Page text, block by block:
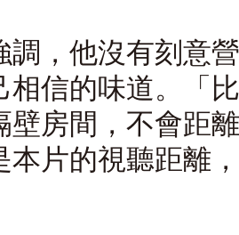
調，他沒有刻意
相信的味道。「
壁房間，不會距
本片的視聽距離